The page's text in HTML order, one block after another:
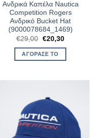
Ανδρικά Καπέλα Nautica
Competition Rogers
Ανδρικό Bucket Hat
(9000078684_1469)
€29,00 Original
was:
€29,00.
€20,30Η
ΑΓΌΡΑΣΈ ΤΟ